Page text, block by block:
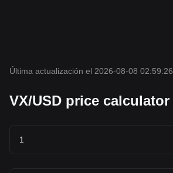
Última actualización el 2026-08-08 02:59:26
VX/USD price calculator